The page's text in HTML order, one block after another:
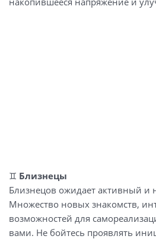
♊️ Близнецы
Близнецов ожидает активный
Множество новых знакомств,
возможностей для
вами. Не бойтесь проявлять